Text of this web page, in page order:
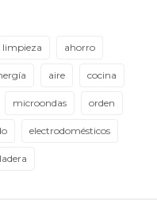
limpieza ahorro
aire cocina
microondas orden
electrodomésticos